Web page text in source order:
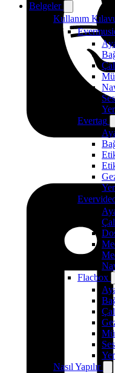
Belgeler
Kullanım
Evertag
Flacbox
Nasıl Yapılır